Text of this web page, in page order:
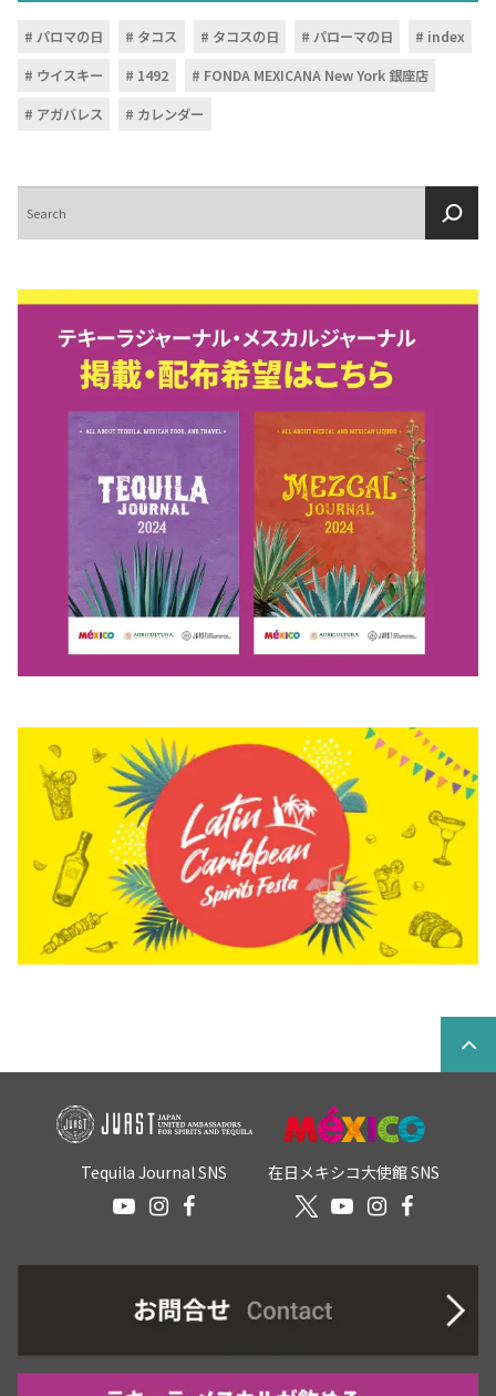
COPYRIGHT © JUAST All rights reserved.
パロマの日 タコス タコスの日 パローマの日
index
ウイスキー
1492
FONDA MEXICANA New York 銀座店
アガバレス
カレンダー
索
Tequila Journal SNS 在日メキシコ大使館 SNS